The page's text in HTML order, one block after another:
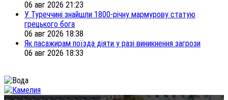
06 авг 2026 21:23
У Туреччині знайшли 1800-річну мармурову статую
грецького бога
06 авг 2026 18:38
Як пасажирам поїзда діяти у разі виникнення загрози
06 авг 2026 18:33